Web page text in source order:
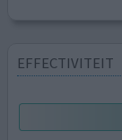
EFFECTIVITEIT